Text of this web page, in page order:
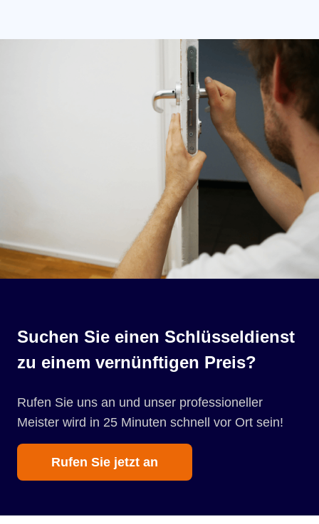
Suchen Sie einen Schlüsseldienst
zu einem vernünftigen Preis?
Rufen Sie uns an und unser professioneller
Meister wird in 25 Minuten schnell vor Ort sein!
Rufen Sie jetzt an